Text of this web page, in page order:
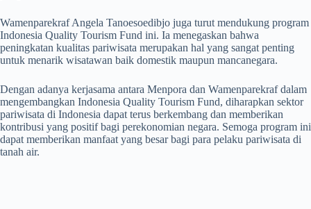
Wamenparekraf Angela Tanoesoedibjo juga turut mendukung program
Indonesia Quality Tourism Fund ini. Ia menegaskan bahwa
peningkatan kualitas pariwisata merupakan hal yang sangat penting
untuk menarik wisatawan baik domestik maupun mancanegara.
Dengan adanya kerjasama antara Menpora dan Wamenparekraf dalam
mengembangkan Indonesia Quality Tourism Fund, diharapkan sektor
pariwisata di Indonesia dapat terus berkembang dan memberikan
kontribusi yang positif bagi perekonomian negara. Semoga program ini
dapat memberikan manfaat yang besar bagi para pelaku pariwisata di
tanah air.